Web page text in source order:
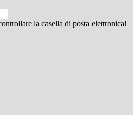
la casella di posta elettronica!